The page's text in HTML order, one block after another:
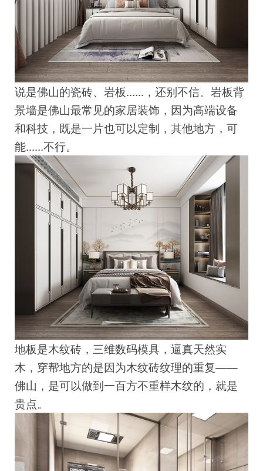
说是佛山的瓷砖、岩板......，还别不信。岩板背
景墙是佛山最常见的家居装饰，因为高端设备
和科技，既是一片也可以定制，其他地方，可
能......不行。
地板是木纹砖，三维数码模具，逼真天然实
木，穿帮地方的是因为木纹砖纹理的重复——
佛山，是可以做到一百方不重样木纹的，就是
贵点。